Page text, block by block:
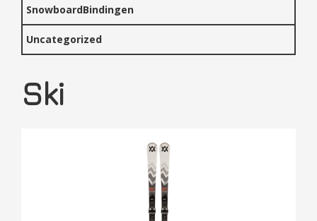
SnowboardBindingen
Uncategorized
Ski